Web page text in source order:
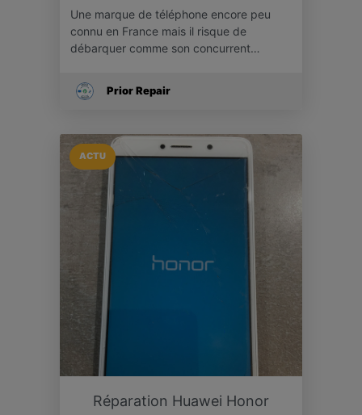
Une marque de téléphone encore peu
connu en France mais il risque de
débarquer comme son concurrent…
Prior Repair
ACTU
Réparation Huawei Honor